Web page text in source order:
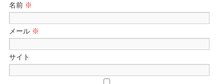
名前 ※
メール ※
サイト